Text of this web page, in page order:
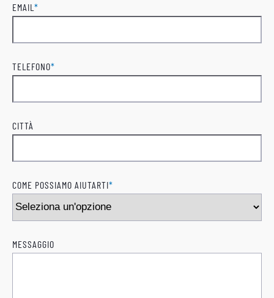
EMAIL *
TELEFONO*
CITTÀ
COME POSSIAMO AIUTARTI*
MESSAGGIO